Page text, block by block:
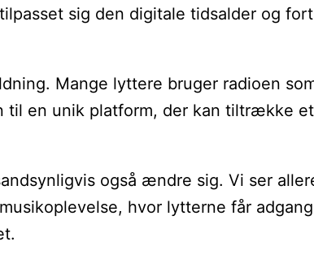
sig den digitale tidsalder
Mange lyttere bruger radioen
en unik platform, der kan
også ændre sig. Vi ser
hvor lytterne får